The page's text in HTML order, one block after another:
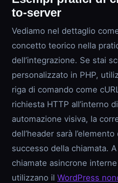
to-server
Vediamo nel dettaglio
concetto teorico nella
dell’integrazione. Se stai
personalizzato in PHP,
riga di comando come
richiesta HTTP all’interno
automazione visiva, la
dell’header sarà
successo della chiamata.
chiamate asincrone
utilizzano il WordPress